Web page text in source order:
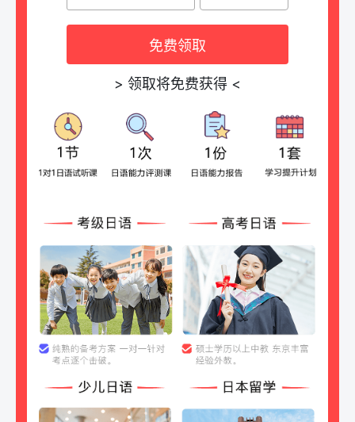
免费领取
> 领取将免费获得 <